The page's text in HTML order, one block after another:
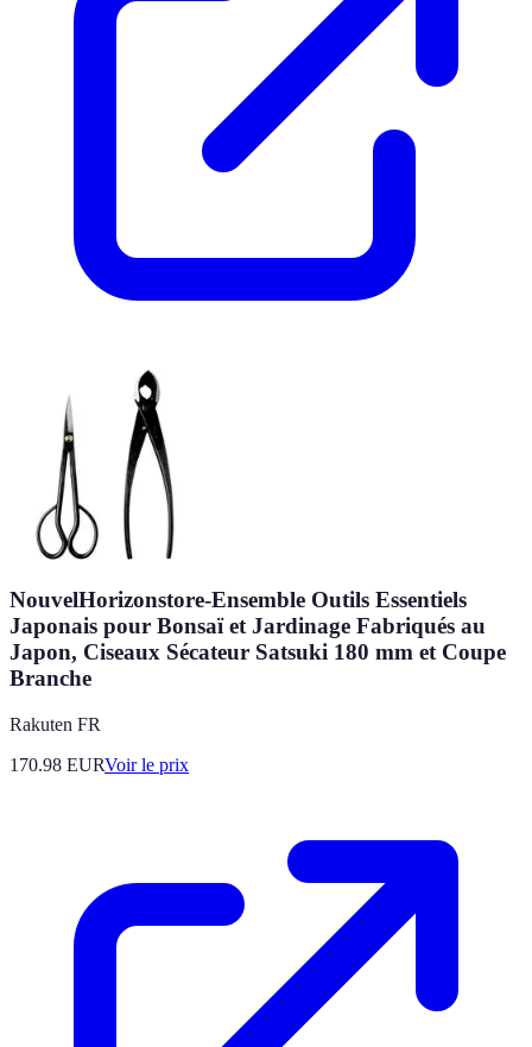
NouvelHorizonstore-Ensemble Outils Essentiels
Japonais pour Bonsaï et Jardinage Fabriqués au
Japon, Ciseaux Sécateur Satsuki 180 mm et Coupe
Branche
Rakuten FR
170.98 EURVoir le prix